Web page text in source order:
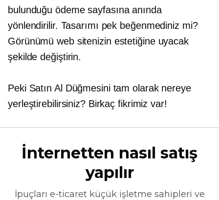
bulunduğu ödeme sayfasına anında
yönlendirilir. Tasarımı pek beğenmediniz mi?
Görünümü web sitenizin estetiğine uyacak
şekilde değiştirin.
Peki Satın Al Düğmesini tam olarak nereye
yerleştirebilirsiniz? Birkaç fikrimiz var!
İnternetten nasıl satış
yapılır
İpuçları e-ticaretküçük işletme sahipleri ve